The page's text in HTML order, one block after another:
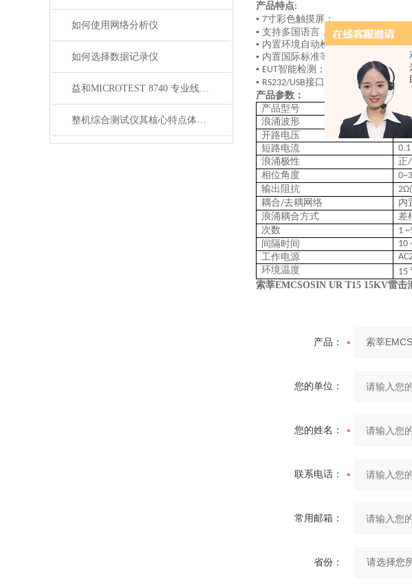
如何使用网络分析仪
如何选择数据记录仪
益和MICROTEST 8740 专业线材测试仪
整机综合测试仪其核心特点体现在以下方面
产品特点:
▪ 7寸彩色触摸屏；
▪ 支持多国语言，方便不同用户使用；
▪ 内置环境自动检测程序，自动检测
▪ 内置国际标准等级参数 ，操作方便
▪ EUT智能检测；
▪ RS232/USB接口，可
控制并打印
产品参数：
产品型号
浪涌波形
电
开路电压
短路电流
0.1
浪涌极性
正/
相位角度
输出阻抗
2Ω(
耦合/去耦网络 内
浪涌耦合方式
差
次数
1
间隔时间
10
工作电源
环境温度
索莘EMCSOSIN UR T15 15KV雷击
产品：
您的单位：
您的姓名：
联系电话：
常用邮箱：
省份：